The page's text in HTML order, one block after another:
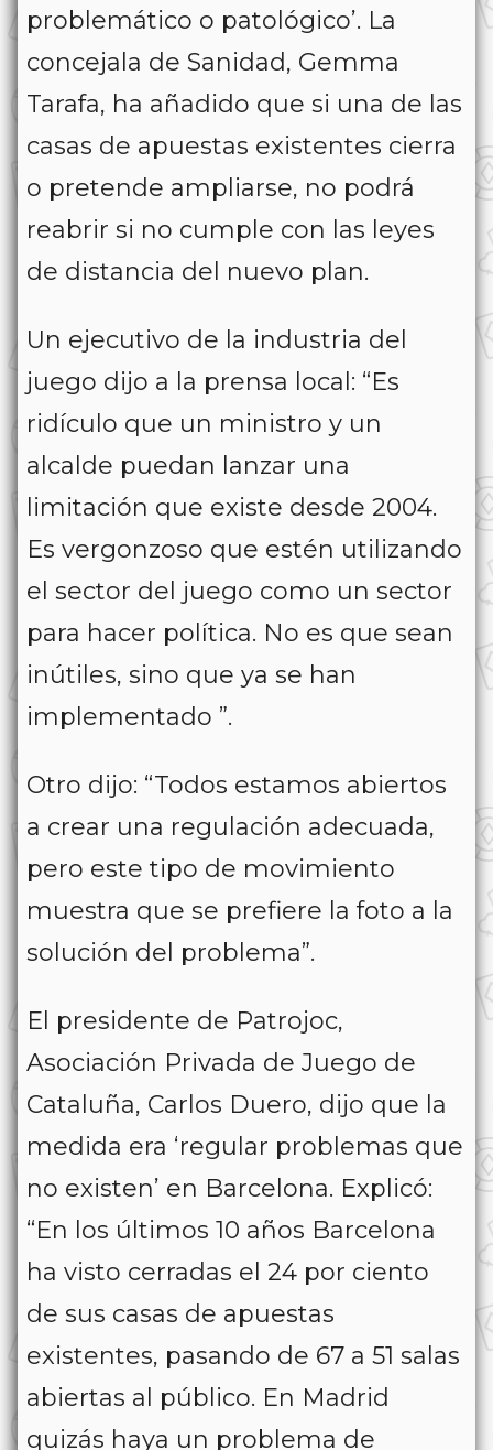
problemático o patológico’. La
concejala de Sanidad, Gemma
Tarafa, ha añadido que si una de las
casas de apuestas existentes cierra
o pretende ampliarse, no podrá
reabrir si no cumple con las leyes
de distancia del nuevo plan.
Un ejecutivo de la industria del
juego dijo a la prensa local: “Es
ridículo que un ministro y un
alcalde puedan lanzar una
limitación que existe desde 2004.
Es vergonzoso que estén utilizando
el sector del juego como un sector
para hacer política. No es que sean
inútiles, sino que ya se han
implementado ”.
Otro dijo: “Todos estamos abiertos
a crear una regulación adecuada,
pero este tipo de movimiento
muestra que se prefiere la foto a la
solución del problema”.
El presidente de Patrojoc,
Asociación Privada de Juego de
Cataluña, Carlos Duero, dijo que la
medida era ‘regular problemas que
no existen’ en Barcelona. Explicó:
“En los últimos 10 años Barcelona
ha visto cerradas el 24 por ciento
de sus casas de apuestas
existentes, pasando de 67 a 51 salas
abiertas al público. En Madrid
quizás haya un problema de